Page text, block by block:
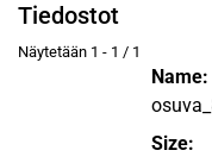
Tiedostot
Näytetään 1 - 1 / 1
Name:
Size: